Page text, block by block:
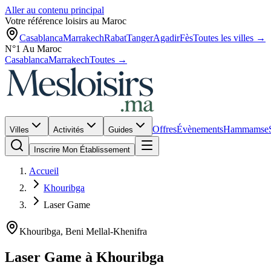
Aller au contenu principal
Votre référence loisirs au Maroc
CasablancaMarrakechRabatTangerAgadirFèsToutes les villes →
N°1 Au Maroc
CasablancaMarrakechToutes →
Villes Activités Guides OffresÉvènementsHammams
Inscrire Mon Établissement
Accueil
Khouribga
Laser Game
Khouribga, Beni Mellal-Khenifra
Laser Game à Khouribga